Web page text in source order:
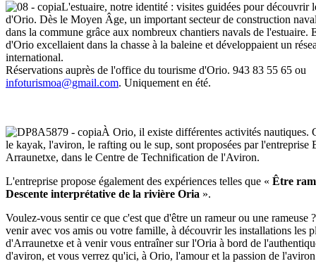
L'estuaire, notre identité : visites guidées pour découvrir
d'Orio. Dès le Moyen Âge, un important secteur de construction
dans la commune grâce aux nombreux chantiers navals de l'estuaire.
d'Orio excellaient dans la chasse à la baleine et développaient un
international.
Réservations auprès de l'office du tourisme d'Orio. 943 83 55 65 ou
infoturismoa@gmail.com. Uniquement en été.
À Orio, il existe différentes activités nautiques.
le kayak, l'aviron, le rafting ou le sup, sont proposées par l'entreprise
Arraunetxe, dans le Centre de Technification de l'Aviron.
L'entreprise propose également des expériences telles que « Être
Descente interprétative de la rivière Oria ».
Voulez-vous sentir ce que c'est que d'être un rameur ou une rameuse
venir avec vos amis ou votre famille, à découvrir les installations les
d'Arraunetxe et à venir vous entraîner sur l'Oria à bord de
d'aviron, et vous verrez qu'ici, à Orio, l'amour et la passion de